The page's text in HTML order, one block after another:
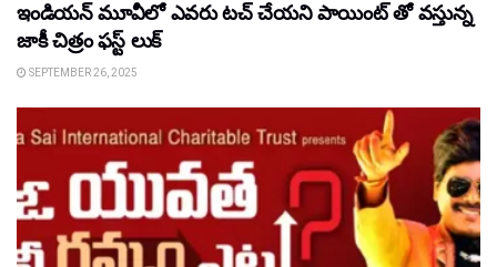
ఇండియన్ మూవీలో ఎవరు టచ్ చేయని పాయింట్ తో వస్తున్న
జాకీ చిత్రం ఫస్ట్ లుక్
SEPTEMBER 26, 2025